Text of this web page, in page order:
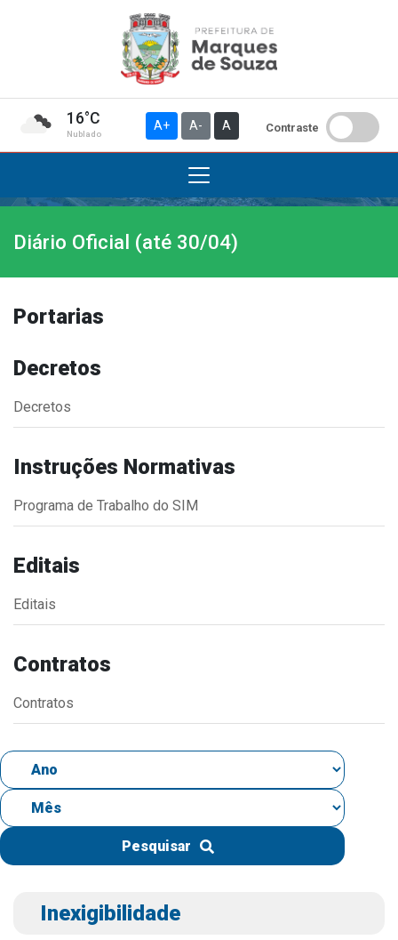
16°C
Nublado
A+ A- A Contraste
Institucional
A Prefeitura
Gabinete do Prefeito
História do Município
Secretarias
Agricultura e Meio Ambiente
Assistência Social
Obras
IPTU 2026
Nota Fiscal Eletrônica
Portal do Cidadão
Portal do Servidor
Diário Oficial (até 30/04)
Portarias
Decretos
Decretos
Instruções Normativas
Programa de Trabalho do SIM
Editais
Editais
Contratos
Contratos
Pesquisar
Inexigibilidade